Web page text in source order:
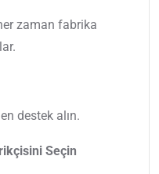
zaman fabrika
destek alın.
Seçin